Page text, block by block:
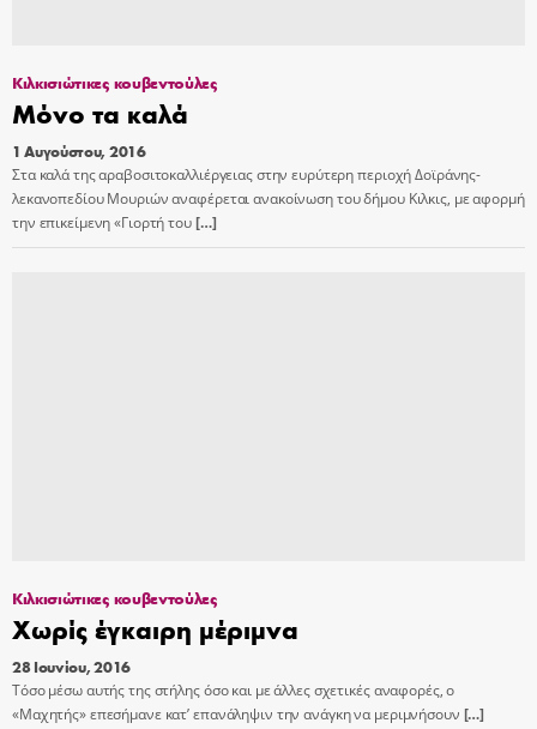
Κιλκισιώτικες κουβεντούλες
Μόνο τα καλά
1 Αυγούστου, 2016
Στα καλά της αραβοσιτοκαλλιέργειας στην ευρύτερη περιοχή Δοϊράνης-
λεκανοπεδίου Μουριών αναφέρεται ανακοίνωση του δήμου Κιλκις, με αφορμή
την επικείμενη «Γιορτή του[…]
Κιλκισιώτικες κουβεντούλες
Χωρίς έγκαιρη μέριμνα
28 Ιουνίου, 2016
Τόσο μέσω αυτής της στήλης όσο και με άλλες σχετικές αναφορές, ο
«Μαχητής» επεσήμανε κατ’ επανάληψιν την ανάγκη να μεριμνήσουν […]